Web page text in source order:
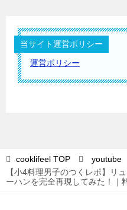
当サイト運営ポリシー
運営ポリシー
cooklifeel TOP
youtube
【小4料理男子のつくレポ】リ
ーハンを完全再現してみた！｜